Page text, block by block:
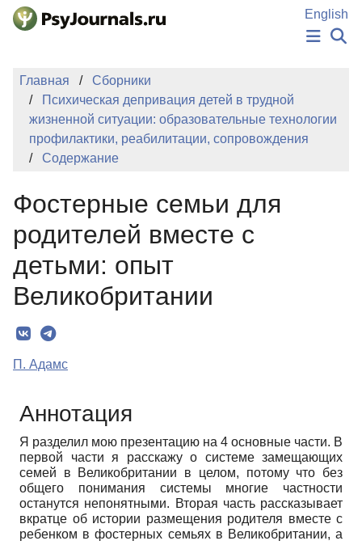
Перейти к основному содержанию
English
НОВОСТИ
АВТОРЫ
ПОДАТЬ РУКОПИСЬ
БАЗА ЗНАНИЙ
КЛЮЧЕВЫЕ СЛОВА
Главная
Сборники
Психическая депривация детей в трудной
жизненной ситуации: образовательные технологии
профилактики, реабилитации, сопровождения
Содержание
Фостерные семьи для
родителей вместе с
детьми: опыт
Великобритании
П. Адамс
Аннотация
Я разделил мою презентацию на 4 основные части. В
первой части я расскажу о системе замещающих
семей в Великобритании в целом, потому что без
общего понимания системы многие частности
останутся непонятными. Вторая часть рассказывает
вкратце об истории размещения родителя вместе с
ребенком в фостерных семьях в Великобритании, а